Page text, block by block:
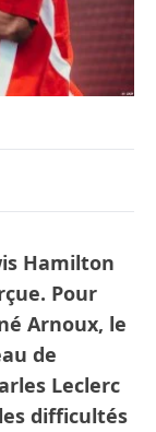
Hamilton
Pour
Arnoux, le
de
Leclerc
difficultés